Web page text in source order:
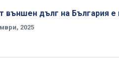
външен дълг на България е
2025